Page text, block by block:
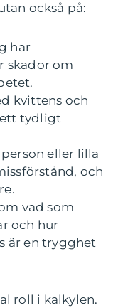
också på:
har
skador om
kvittens och
ett tydligt
eller lilla
och
vad som
och hur
är en trygghet
roll i kalkylen.